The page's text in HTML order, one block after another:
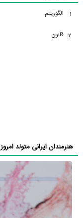
1 الگوریتم
2 قانون
هنرمندان ایرانی متولد امروز